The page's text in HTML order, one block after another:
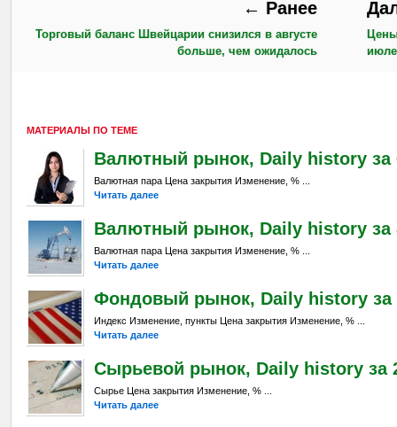
← Ранее
Торговый баланс Швейцарии снизился в августе
больше, чем ожидалось
МАТЕРИАЛЫ ПО ТЕМЕ
Валютный рынок, Daily history за
Валютная пара Цена закрытия Изменение, % ...
Читать далее
Валютный рынок, Daily history за
Валютная пара Цена закрытия Изменение, % ...
Читать далее
Фондовый рынок, Daily history за
Индекс Изменение, пункты Цена закрытия Изменение, % ...
Читать далее
Сырьевой рынок, Daily history за
Сырье Цена закрытия Изменение, % ...
Читать далее